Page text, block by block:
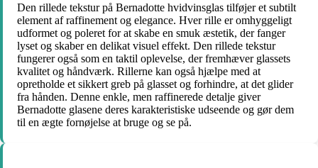
Den rillede tekstur på Bernadotte hvidvinsglas tilføjer et subtilt
element af raffinement og elegance. Hver rille er omhyggeligt
udformet og poleret for at skabe en smuk æstetik, der fanger
lyset og skaber en delikat visuel effekt. Den rillede tekstur
fungerer også som en taktil oplevelse, der fremhæver glassets
kvalitet og håndværk. Rillerne kan også hjælpe med at
opretholde et sikkert greb på glasset og forhindre, at det glider
fra hånden. Denne enkle, men raffinerede detalje giver
Bernadotte glasene deres karakteristiske udseende og gør dem
til en ægte fornøjelse at bruge og se på.